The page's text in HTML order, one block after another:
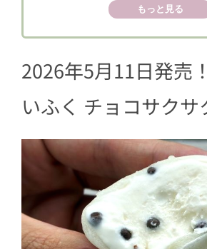
チョコサクサク」もっと見る
2026年5月11日発売
いふく チョコサクサ